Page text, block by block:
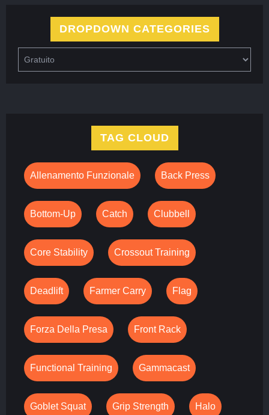
DROPDOWN CATEGORIES
TAG CLOUD
Allenamento Funzionale Back Press
Bottom-Up Catch Clubbell
Core Stability Crossout Training
Deadlift Farmer Carry Flag
Forza Della Presa Front Rack
Functional Training Gammacast
Goblet Squat Grip Strength Halo